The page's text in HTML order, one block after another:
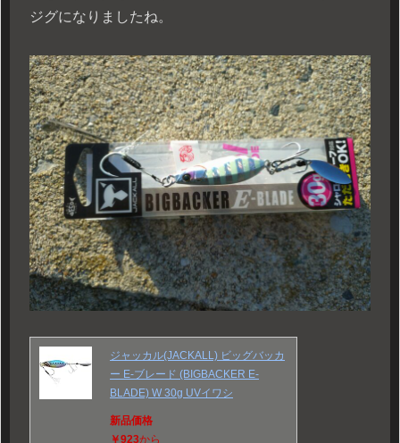
ジグになりましたね。
ジャッカル(JACKALL) ビッグバッカ
ー E-ブレード (BIGBACKER E-
BLADE) W 30g UVイワシ
新品価格
￥923から